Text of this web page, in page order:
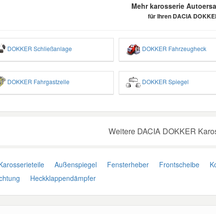
Mehr karosserie
für Ihren DACIA
DOKKER Schließanlage DOKKER Fahrzeugheck
DOKKER Fahrgastzelle DOKKER Spiegel
Weitere DACIA DOKKER
Außenspiegel Fensterheber Frontscheibe
Heckklappendämpfer